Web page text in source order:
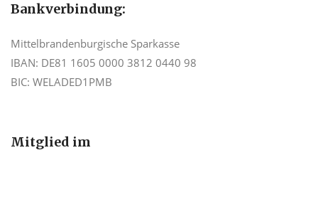
Bankverbindung:
Mittelbrandenburgische Sparkasse
IBAN: DE81 1605 0000 3812 0440 98
BIC: WELADED1PMB
Mitglied im